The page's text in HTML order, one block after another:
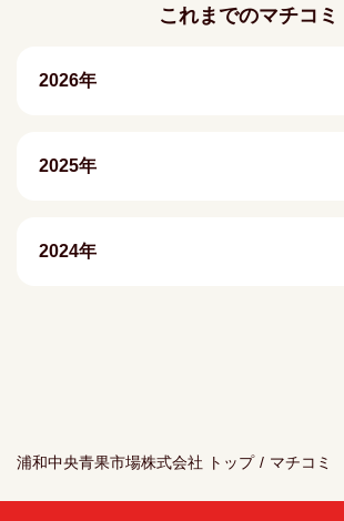
これまでのマチコミ
2026年
2025年
2024年
浦和中央青果市場株式会社 トップ / マチコミ